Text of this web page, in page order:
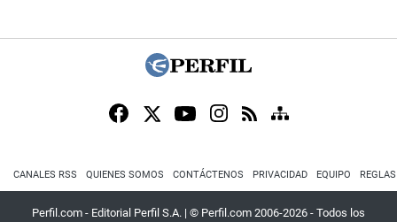
CANALES RSS QUIENES SOMOS CONTÁCTENOS PRIVACIDAD EQUIPO
Perfil.com - Editorial Perfil S.A. | © Perfil.com 2006-2026 - Todos los